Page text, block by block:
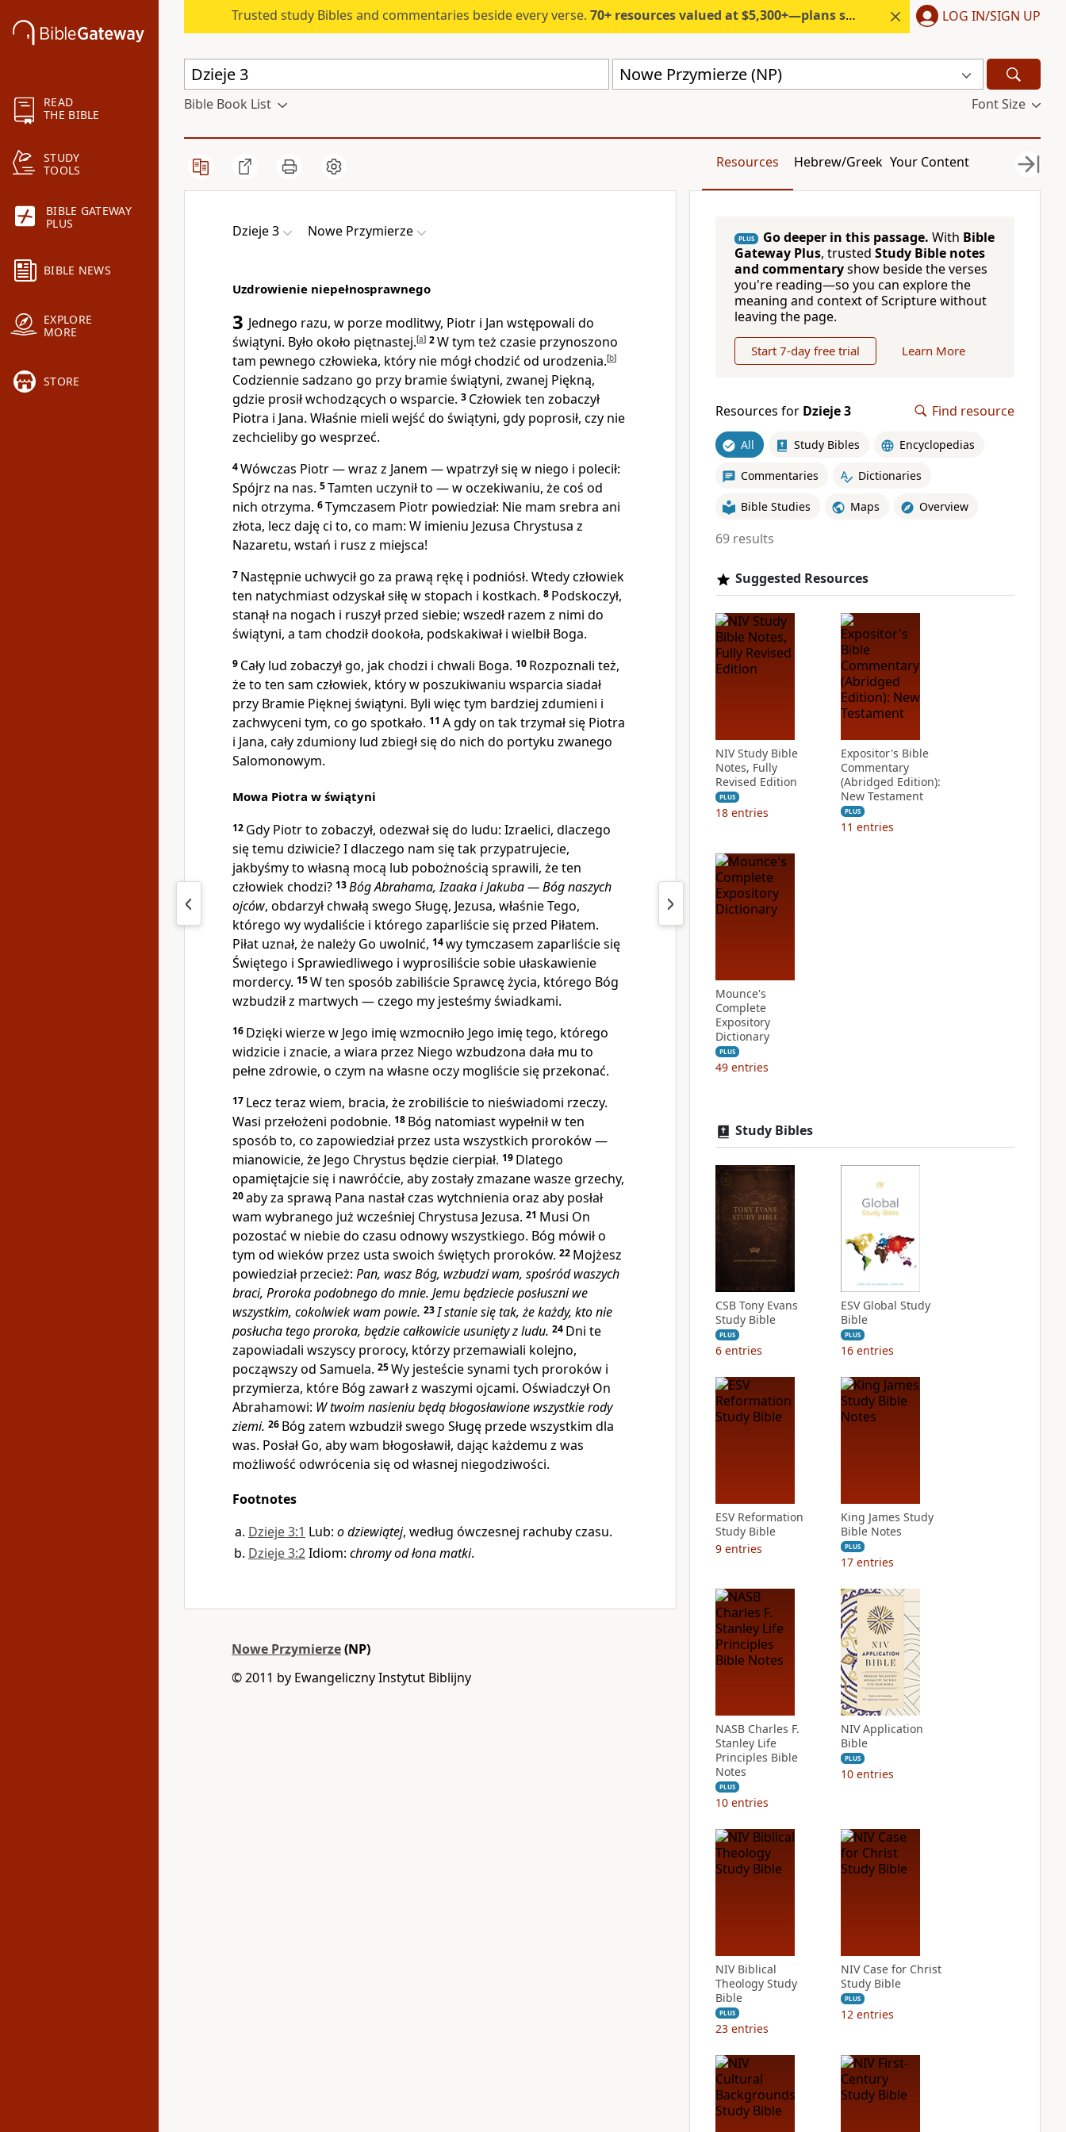
READ
THE BIBLE
STUDY
TOOLS
BIBLE GATEWAY
PLUS
BIBLE NEWS
EXPLORE
MORE
STORE
Trusted study Bibles and commentaries beside every verse. 70+ resources valued at $5,300+—plans start under $6/month. LOG IN/SIGN UP
Nowe Przymierze (NP)
Bible Book List Font Size
Resources Hebrew/Greek Your Content
Dzieje 3 Nowe Przymierze
Uzdrowienie niepełnosprawnego
3 Jednego razu, w porze modlitwy, Piotr i Jan wstępowali do
świątyni. Było około piętnastej.[a] 2W tym też czasie przynoszono
tam pewnego człowieka, który nie mógł chodzić od urodzenia.[b]
Codziennie sadzano go przy bramie świątyni, zwanej Piękną,
gdzie prosił wchodzących o wsparcie. 3 Człowiek ten zobaczył
Piotra i Jana. Właśnie mieli wejść do świątyni, gdy poprosił, czy nie
zechcieliby go wesprzeć.
4Wówczas Piotr — wraz z Janem — wpatrzył się w niego i polecił:
Spójrz na nas. 5Tamten uczynił to — w oczekiwaniu, że coś od
nich otrzyma. 6Tymczasem Piotr powiedział: Nie mam srebra ani
złota, lecz daję ci to, co mam: W imieniu Jezusa Chrystusa z
Nazaretu, wstań i rusz z miejsca!
7 Następnie uchwycił go za prawą rękę i podniósł. Wtedy człowiek
ten natychmiast odzyskał siłę w stopach i kostkach. 8 Podskoczył,
stanął na nogach i ruszył przed siebie; wszedł razem z nimi do
świątyni, a tam chodził dookoła, podskakiwał i wielbił Boga.
9 Cały lud zobaczył go, jak chodzi i chwali Boga. 10 Rozpoznali też,
że to ten sam człowiek, który w poszukiwaniu wsparcia siadał
przy Bramie Pięknej świątyni. Byli więc tym bardziej zdumieni i
zachwyceni tym, co go spotkało. 11 A gdy on tak trzymał się Piotra
i Jana, cały zdumiony lud zbiegł się do nich do portyku zwanego
Salomonowym.
Mowa Piotra w świątyni
12 Gdy Piotr to zobaczył, odezwał się do ludu: Izraelici, dlaczego
się temu dziwicie? I dlaczego nam się tak przypatrujecie,
jakbyśmy to własną mocą lub pobożnością sprawili, że ten
człowiek chodzi? 13Bóg Abrahama, Izaaka i Jakuba — Bóg naszych
ojców, obdarzył chwałą swego Sługę, Jezusa, właśnie Tego,
którego wy wydaliście i którego zaparliście się przed Piłatem.
Piłat uznał, że należy Go uwolnić, 14wy tymczasem zaparliście się
Świętego i Sprawiedliwego i wyprosiliście sobie ułaskawienie
mordercy. 15W ten sposób zabiliście Sprawcę życia, którego Bóg
wzbudził z martwych — czego my jesteśmy świadkami.
16 Dzięki wierze w Jego imię wzmocniło Jego imię tego, którego
widzicie i znacie, a wiara przez Niego wzbudzona dała mu to
pełne zdrowie, o czym na własne oczy mogliście się przekonać.
17 Lecz teraz wiem, bracia, że zrobiliście to nieświadomi rzeczy.
Wasi przełożeni podobnie. 18 Bóg natomiast wypełnił w ten
sposób to, co zapowiedział przez usta wszystkich proroków —
mianowicie, że Jego Chrystus będzie cierpiał. 19 Dlatego
opamiętajcie się i nawróćcie, aby zostały zmazane wasze grzechy,
20aby za sprawą Pana nastał czas wytchnienia oraz aby posłał
wam wybranego już wcześniej Chrystusa Jezusa. 21 Musi On
pozostać w niebie do czasu odnowy wszystkiego. Bóg mówił o
tym od wieków przez usta swoich świętych proroków. 22 Mojżesz
powiedział przecież: Pan, wasz Bóg, wzbudzi wam, spośród waszych
braci, Proroka podobnego do mnie. Jemu będziecie posłuszni we
wszystkim, cokolwiek wam powie. 23I stanie się tak, że każdy, kto nie
posłucha tego proroka, będzie całkowicie usunięty z ludu. 24 Dni te
zapowiadali wszyscy prorocy, którzy przemawiali kolejno,
począwszy od Samuela. 25Wy jesteście synami tych proroków i
przymierza, które Bóg zawarł z waszymi ojcami. Oświadczył On
Abrahamowi: W twoim nasieniu będą błogosławione wszystkie rody
ziemi. 26 Bóg zatem wzbudził swego Sługę przede wszystkim dla
was. Posłał Go, aby wam błogosławił, dając każdemu z was
możliwość odwrócenia się od własnej niegodziwości.
Footnotes
Dzieje 3:1 Lub: o dziewiątej, według ówczesnej rachuby czasu.
Dzieje 3:2Idiom: chromy od łona matki.
Nowe Przymierze(NP)
© 2011 by Ewangeliczny Instytut Biblijny
PLUS Go deeper in this passage. With Bible
Gateway Plus, trusted Study Bible notes
and commentaryshow beside the verses
you're reading—so you can explore the
meaning and context of Scripture without
leaving the page.
Start 7-day free trial Learn More
Resources for Dzieje 3 Find resource
All Study Bibles Encyclopedias
Commentaries Dictionaries
Bible Studies Maps Overview
69 results
Suggested Resources
NIV Study Bible
Notes, Fully
Revised Edition
PLUS
18 entries
Expositor's Bible
Commentary
(Abridged Edition):
New Testament
PLUS
11 entries
Mounce's
Complete
Expository
Dictionary
PLUS
49 entries
Study Bibles
CSB Tony Evans
Study Bible
PLUS
6 entries
ESV Global Study
Bible
PLUS
16 entries
ESV Reformation
Study Bible
9 entries
King James Study
Bible Notes
PLUS
17 entries
NASB Charles F.
Stanley Life
Principles Bible
Notes
PLUS
10 entries
NIV Application
Bible
PLUS
10 entries
NIV Biblical
Theology Study
Bible
PLUS
23 entries
NIV Case for Christ
Study Bible
PLUS
12 entries